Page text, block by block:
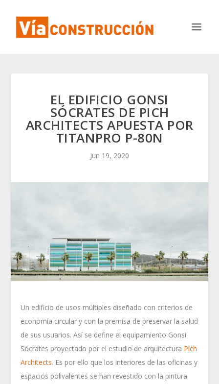
EL EDIFICIO GONSI
SÓCRATES DE PICH
ARCHITECTS APUESTA POR
TITANPRO P-80N
Jun 19, 2020
Un edificio de usos múltiples diseñado con criterios de
economía circular y con la premisa de preservar la salud
de sus usuarios. Así se define el equipamiento Gonsi
Sócrates proyectado por el estudio de arquitectura Pich
Architects. Es por ello que los interiores de las oficinas y
espacios polivalentes se han revestido con la pintura